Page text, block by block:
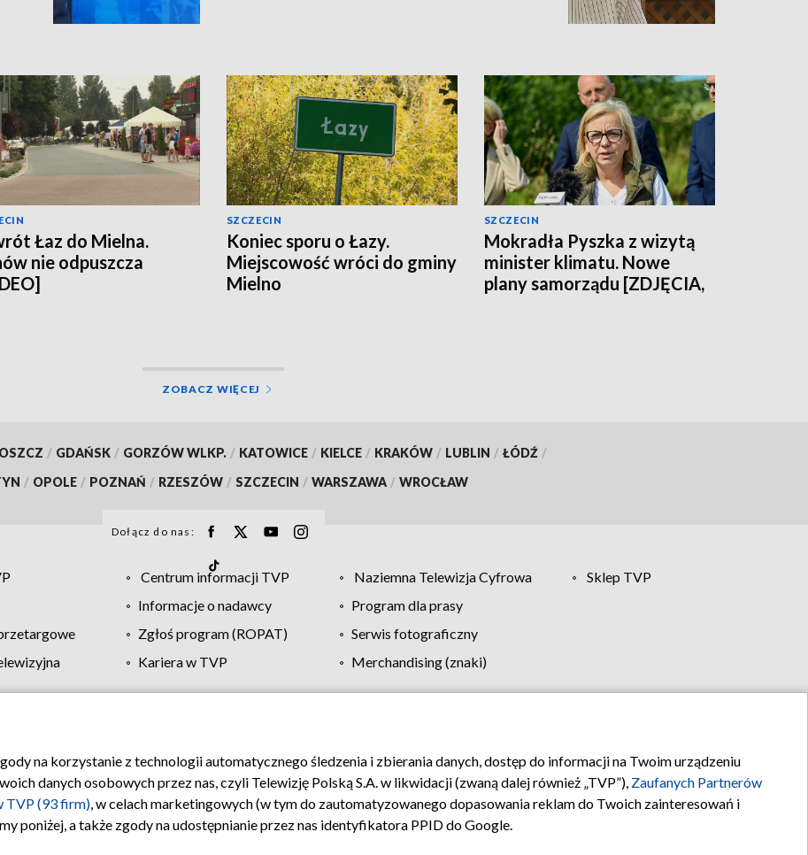
Łaz do Mielna.
nie odpuszcza
SZCZECIN
Koniec sporu o Łazy.
Miejscowość wróci do gminy
Mielno
SZCZECIN
Mokradła Pyszka z wizytą
minister klimatu. Nowe
plany samorządu [ZDJĘCIA,
ZOBACZ WIĘCEJ
/ GDAŃSK / GORZÓW WLKP. / KATOWICE / KIELCE / KRAKÓW / LUBLIN / ŁÓDŹ /
/ OPOLE / POZNAŃ / RZESZÓW / SZCZECIN / WARSZAWA / WROCŁAW
Dołącz do nas:
Centrum informacji TVP Naziemna Telewizja Cyfrowa
Sklep TVP
Informacje o nadawcy
Program dla prasy
Zgłoś program (ROPAT)
Serwis fotograficzny
Kariera w TVP
Merchandising (znaki)
Polityka prywatności Moje zgody Pomoc Biuro reklamy Kontakt
na korzystanie z technologii automatycznego śledzenia i zbierania danych, dostęp do informacji na Twoim urządzeniu
danych osobowych przez nas, czyli Telewizję Polską S.A. w likwidacji (zwaną dalej również „TVP”), Zaufanych Partnerów
TVP (93 firm), w celach marketingowych (w tym do zautomatyzowanego dopasowania reklam do Twoich zainteresowań i
poniżej, a także zgody na udostępnianie przez nas identyfikatora PPID do Google.